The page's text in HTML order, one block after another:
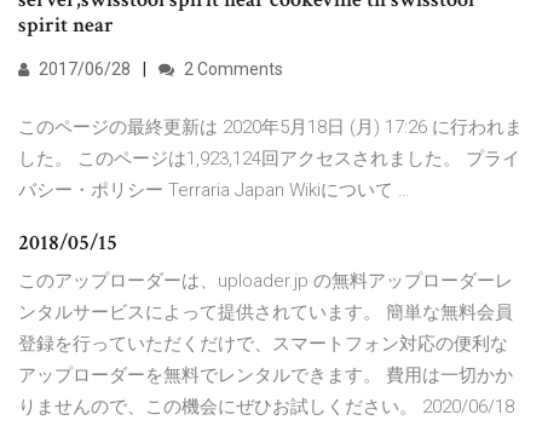
spirit near
2017/06/28 2 Comments
このページの最終更新は 2020年5月18日 (月) 17:26 に行われま
した。 このページは1,923,124回アクセスされました。 プライ
バシー・ポリシー Terraria Japan Wikiについて …
2018/05/15
このアップローダーは、uploader.jp の無料アップローダーレ
ンタルサービスによって提供されています。 簡単な無料会員
登録を行っていただくだけで、スマートフォン対応の便利な
アップローダーを無料でレンタルできます。 費用は一切かか
りませんので、この機会にぜひお試しください。 2020/06/18